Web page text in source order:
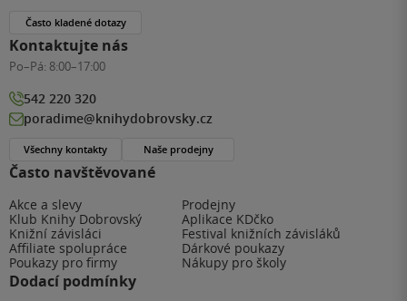
Často navštěvované
Akce a slevy
Prodejny
Klub Knihy Dobrovský
Aplikace KDčko
Knižní závisláci
Festival knižních závisláků
Affiliate spolupráce
Dárkové poukazy
Poukazy pro firmy
Nákupy pro školy
Dodací podmínky
Často kladené dotazy
Kontaktujte nás
Po–Pá: 8:00–17:00
542 220 320
poradime@knihydobrovsky.cz
Všechny kontakty Naše prodejny